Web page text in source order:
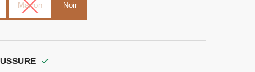
Marron Noir